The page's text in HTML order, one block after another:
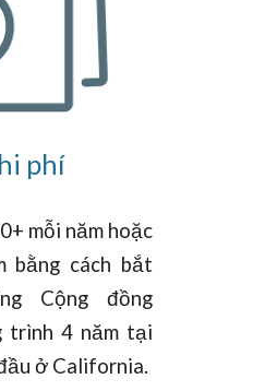
phí
mỗi năm hoặc
bằng cách bắt
Cộng đồng
trình 4 năm tại
ở California.